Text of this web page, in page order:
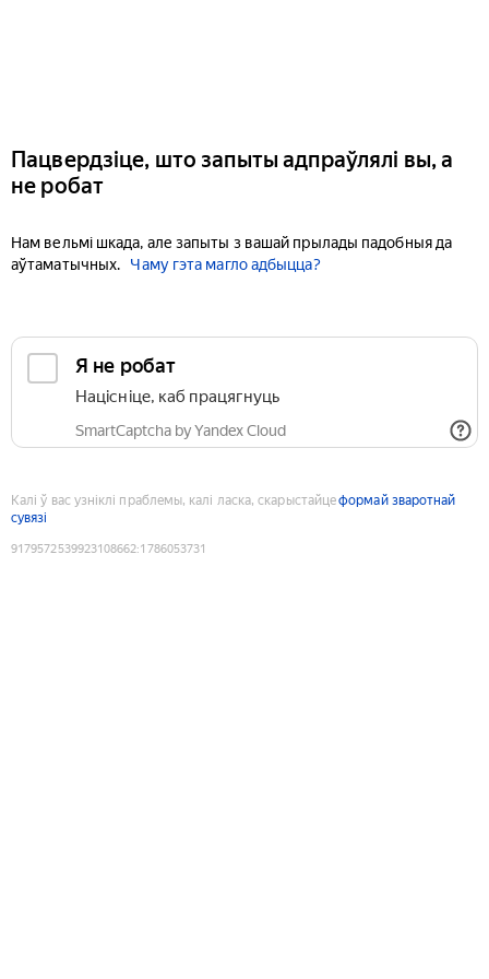
Пацвердзіце, што запыты адпраўлялі вы, а
не робат
Нам вельмі шкада, але запыты з вашай прылады падобныя да
аўтаматычных.
Чаму гэта магло адбыцца?
Я не робат
Націсніце, каб працягнуць
SmartCaptcha by Yandex Cloud
Калі ў вас узніклі праблемы, калі ласка, скарыстайцеформай зваротнай
сувязі
9179572539923108662:1786053731